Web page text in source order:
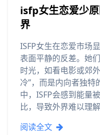
isfp女生恋爱少
界
ISFP女生在恋爱市场
表面平静的反差。她
时光，如看电影或郊
冷”，而是内向者独特
中，ISFP会感到能量
比，导致外界难以理
阅读全文